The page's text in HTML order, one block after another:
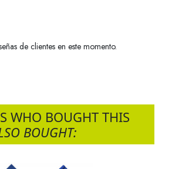
de clientes en este momento.
WHO BOUGHT THIS
BOUGHT: